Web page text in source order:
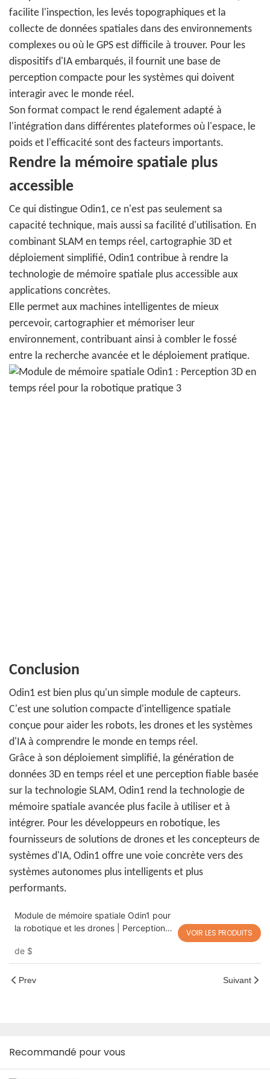
facilite l'inspection, les levés topographiques et la
collecte de données spatiales dans des environnements
complexes ou où le GPS est difficile à trouver. Pour les
dispositifs d'IA embarqués, il fournit une base de
perception compacte pour les systèmes qui doivent
interagir avec le monde réel.
Son format compact le rend également adapté à
l'intégration dans différentes plateformes où l'espace, le
poids et l'efficacité sont des facteurs importants.
Rendre la mémoire spatiale plus
accessible
Ce qui distingue Odin1, ce n'est pas seulement sa
capacité technique, mais aussi sa facilité d'utilisation. En
combinant SLAM en temps réel, cartographie 3D et
déploiement simplifié, Odin1 contribue à rendre la
technologie de mémoire spatiale plus accessible aux
applications concrètes.
Elle permet aux machines intelligentes de mieux
percevoir, cartographier et mémoriser leur
environnement, contribuant ainsi à combler le fossé
entre la recherche avancée et le déploiement pratique.
Conclusion
Odin1 est bien plus qu'un simple module de capteurs.
C'est une solution compacte d'intelligence spatiale
conçue pour aider les robots, les drones et les systèmes
d'IA à comprendre le monde en temps réel.
Grâce à son déploiement simplifié, la génération de
données 3D en temps réel et une perception fiable basée
sur la technologie SLAM, Odin1 rend la technologie de
mémoire spatiale avancée plus facile à utiliser et à
intégrer. Pour les développeurs en robotique, les
fournisseurs de solutions de drones et les concepteurs de
systèmes d'IA, Odin1 offre une voie concrète vers des
systèmes autonomes plus intelligents et plus
performants.
Module de mémoire spatiale Odin1 pour
la robotique et les drones | Perception
autonome
de $
VOIR LES PRODUITS
Prev Suivant
Recommandé pour vous